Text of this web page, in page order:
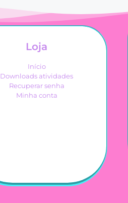
Loja
Início
Downloads atividades
Recuperar senha
Minha conta